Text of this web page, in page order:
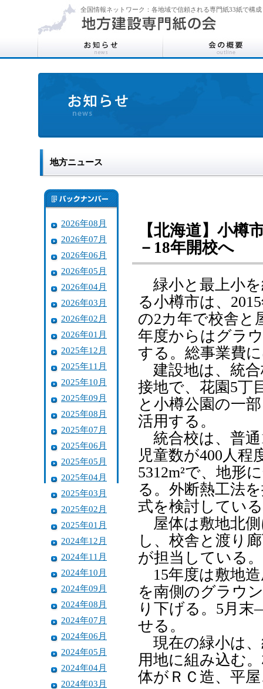
全国情報ネットワーク：各地域で信頼される専門紙33紙で構成
地方ニュース
2026年08月
2026年07月
2026年06月
2026年05月
2026年04月
2026年03月
2026年02月
2026年01月
2025年12月
2025年11月
2025年10月
2025年09月
2025年08月
2025年07月
2025年06月
2025年05月
2025年04月
2025年03月
2025年02月
2025年01月
2024年12月
2024年11月
2024年10月
2024年09月
2024年08月
2024年07月
2024年06月
2024年05月
2024年04月
2024年03月
【北海道】小樽
－18年開校へ
緑小と最上小を
る小樽市は、
の2カ年で校舎と
年度からはグラ
する。総事業費
建設地は、統合
接地で、花園5丁
と小樽公園の一
活用する。
統合校は、普通
児童数が400人程
5312m²で、地形
る。外断熱工法
式を検討してい
屋体は敷地北側
し、校舎と渡り
が担当している。
15年度は敷地
を南側のグラウ
り下げる。5月
せる。
現在の緑小は、
用地に組み込む
体がＲＣ造、平